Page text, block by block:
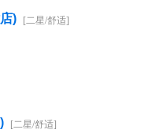
)
[二星/舒适]
[二星/舒适]